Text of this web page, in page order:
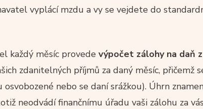
vyplácí mzdu a vy se vejdete do
každý měsíc provede výpočet zálohy na daň
zdanitelných příjmů za daný měsíc, přičemž
nebo se daní srážkou). Úhrn
neodvádí finančnímu úřadu vaši zálohu za